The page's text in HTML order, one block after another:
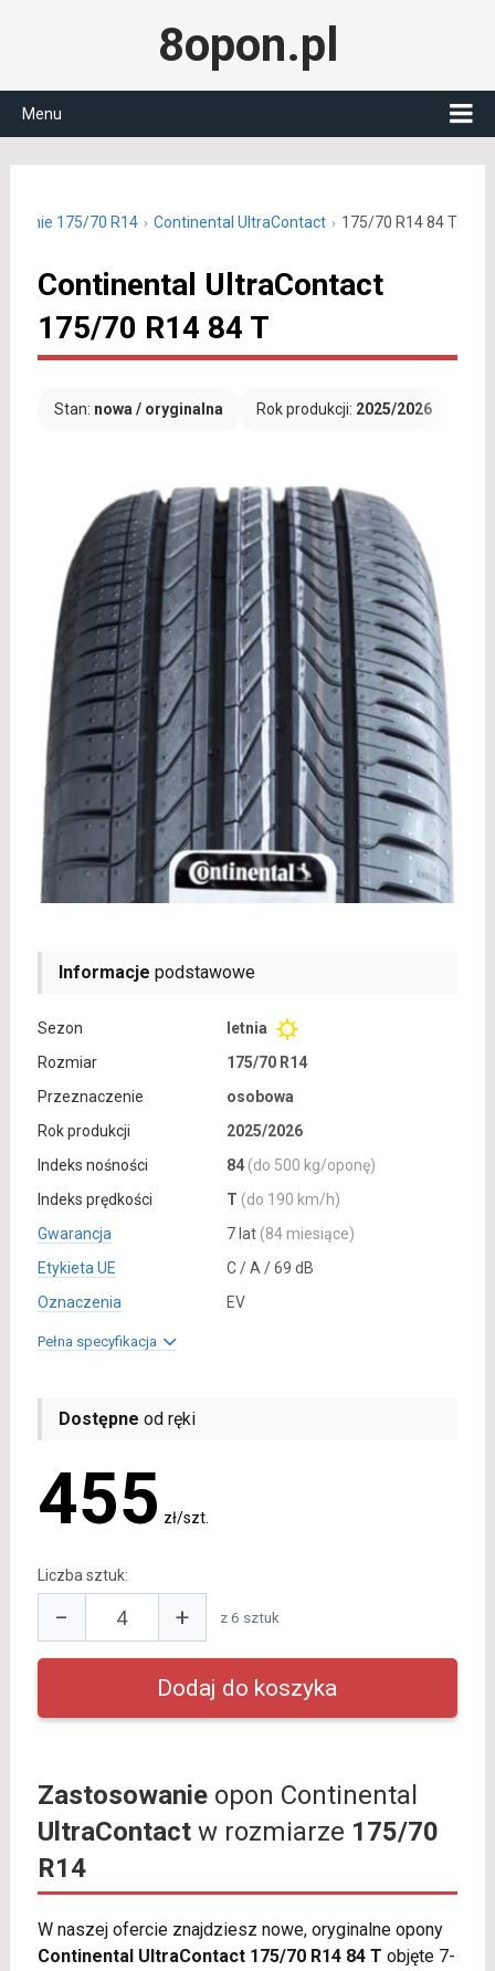
8opon.pl
Menu
letnie 175/70 R14 Continental UltraContact 175/70 R14 84 T
Continental UltraContact
175/70 R14 84 T
Stan: nowa / oryginalna Rok produkcji: 2025/2026
Informacje podstawowe
Sezon
letnia
Rozmiar
175/70 R14
Przeznaczenie
osobowa
Rok produkcji
2025/2026
Indeks nośności
84 (do 500 kg/oponę)
Indeks prędkości
T (do 190 km/h)
Gwarancja
7 lat (84 miesiące)
Etykieta UE
C / A / 69 dB
Oznaczenia
EV
Pełna specyfikacja
Dostępne od ręki
455 zł/szt.
Liczba sztuk:
− + z 6 sztuk
Zastosowanieopon Continental
UltraContactw rozmiarze 175/70
R14
W naszej ofercie znajdziesz nowe, oryginalne opony
Continental UltraContact 175/70 R14 84 T objęte 7-